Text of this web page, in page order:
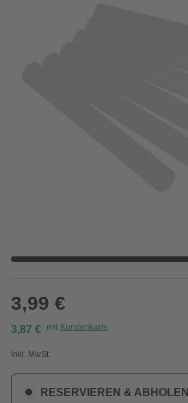
3,99 €
3,87 € mit Kundenkarte
Inkl. MwSt.
RESERVIEREN & ABHOLEN